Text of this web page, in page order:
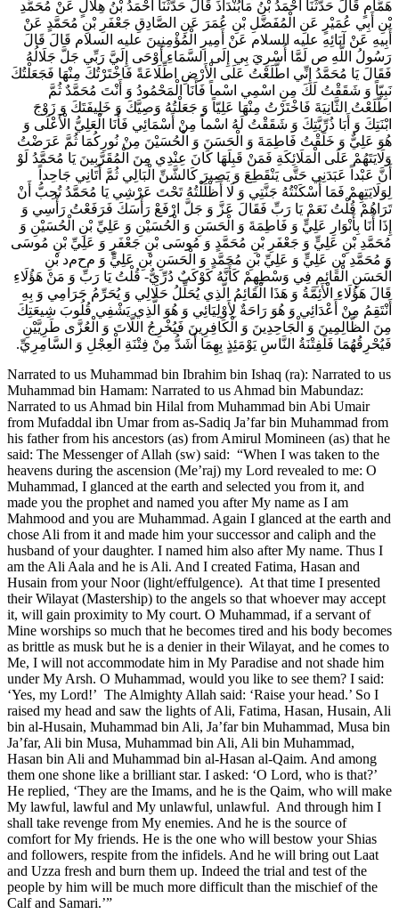
هَمَّامٍ قَالَ حَدَّثَنَا أَحْمَدُ بْنُ مَابُنْدَاذَ قَالَ حَدَّثَنَا أَحْمَدُ بْنُ هِلَالٍ عَنْ مُحَمَّدِ
بْنِ أَبِي عُمَيْرٍ عَنِ الْمُفَضَّلِ بْنِ عُمَرَ عَنِ الصَّادِقِ جَعْفَرِ بْنِ مُحَمَّدٍ عَنْ
أَبِيهِ عَنْ آبَائِهِ عليه السلام عَنْ أَمِيرِ الْمُؤْمِنِينَ عليه السلام قَالَ قَالَ
رَسُولُ اللَّهِ ص‌ لَمَّا أُسْرِيَ بِي إِلَى السَّمَاءِ أَوْحَى إِلَيَّ رَبِّي جَلَّ جَلَالُهُ
فَقَالَ يَا مُحَمَّدُ إِنِّي اطَّلَعْتُ عَلَى الْأَرْضِ اطِّلَاعَةً فَاخْتَرْتُكَ مِنْهَا فَجَعَلْتُكَ
نَبِيّاً وَ شَقَقْتُ لَكَ مِنِ اسْمِي اسْماً فَأَنَا الْمَحْمُودُ وَ أَنْتَ مُحَمَّدٌ ثُمَّ
اطَّلَعْتُ الثَّانِيَةَ فَاخْتَرْتُ مِنْهَا عَلِيّاً وَ جَعَلْتُهُ وَصِيَّكَ وَ خَلِيفَتَكَ وَ زَوْجَ
ابْنَتِكَ وَ أَبَا ذُرِّيَّتِكَ وَ شَقَقْتُ لَهُ اسْماً مِنْ أَسْمَائِي فَأَنَا الْعَلِيُّ الْأَعْلَى وَ
هُوَ عَلِيٌّ وَ خَلَقْتُ فَاطِمَةَ وَ الْحَسَنَ وَ الْحُسَيْنَ مِنْ نُورِكُمَا ثُمَّ عَرَضْتُ
وَلَايَتَهُمْ عَلَى الْمَلَائِكَةِ فَمَنْ قَبِلَهَا كَانَ عِنْدِي مِنَ الْمُقَرَّبِينَ يَا مُحَمَّدُ لَوْ
أَنَّ عَبْداً عَبَدَنِي حَتَّى يَنْقَطِعَ وَ يَصِيرَ كَالشَّنِّ الْبَالِي ثُمَّ أَتَانِي جَاحِداً
لِوَلَايَتِهِمْ فَمَا أَسْكَنْتُهُ جَنَّتِي وَ لَا أَظْلَلْتُهُ تَحْتَ عَرْشِي يَا مُحَمَّدُ تُحِبُّ أَنْ
تَرَاهُمْ قُلْتُ نَعَمْ يَا رَبِّ فَقَالَ عَزَّ وَ جَلَّ ارْفَعْ رَأْسَكَ فَرَفَعْتُ رَأْسِي وَ
إِذَا أَنَا بِأَنْوَارِ عَلِيٍّ وَ فَاطِمَةَ وَ الْحَسَنِ وَ الْحُسَيْنِ وَ عَلِيِّ بْنِ الْحُسَيْنِ وَ
مُحَمَّدِ بْنِ عَلِيٍّ وَ جَعْفَرِ بْنِ مُحَمَّدٍ وَ مُوسَى بْنِ جَعْفَرٍ وَ عَلِيِّ بْنِ مُوسَى
وَ مُحَمَّدِ بْنِ عَلِيٍّ وَ عَلِيِّ بْنِ مُحَمَّدٍ وَ الْحَسَنِ بْنِ عَلِيٍّ وَ م‌ح‌م‌د بْنِ
الْحَسَنِ الْقَائِمِ فِي وَسْطِهِمْ كَأَنَّهُ كَوْكَبٌ دُرِّيٌّ- قُلْتُ يَا رَبِّ وَ مَنْ هَؤُلَاءِ
قَالَ هَؤُلَاءِ الْأَئِمَّةُ وَ هَذَا الْقَائِمُ الَّذِي يُحَلِّلُ حَلَالِي وَ يُحَرِّمُ حَرَامِي وَ بِهِ
أَنْتَقِمُ مِنْ أَعْدَائِي وَ هُوَ رَاحَةٌ لِأَوْلِيَائِي وَ هُوَ الَّذِي يَشْفِي قُلُوبَ شِيعَتِكَ
مِنَ الظَّالِمِينَ وَ الْجَاحِدِينَ وَ الْكَافِرِينَ فَيُخْرِجُ اللَّاتَ وَ الْعُزَّى طَرِيَّيْنِ
فَيُحْرِقُهُمَا فَلَفِتْنَةُ النَّاسِ يَوْمَئِذٍ بِهِمَا أَشَدُّ مِنْ فِتْنَةِ الْعِجْلِ وَ السَّامِرِيِّ.
Narrated to us Muhammad bin Ibrahim bin Ishaq (ra): Narrated to us
Muhammad bin Hamam: Narrated to us Ahmad bin Mabundaz:
Narrated to us Ahmad bin Hilal from Muhammad bin Abi Umair
from Mufaddal ibn Umar from as-Sadiq Ja’far bin Muhammad from
his father from his ancestors (as) from Amirul Momineen (as) that he
said: The Messenger of Allah (sw) said: “When I was taken to the
heavens during the ascension (Me’raj) my Lord revealed to me: O
Muhammad, I glanced at the earth and selected you from it, and
made you the prophet and named you after My name as I am
Mahmood and you are Muhammad. Again I glanced at the earth and
chose Ali from it and made him your successor and caliph and the
husband of your daughter. I named him also after My name. Thus I
am the Ali Aala and he is Ali. And I created Fatima, Hasan and
Husain from your Noor (light/effulgence). At that time I presented
their Wilayat (Mastership) to the angels so that whoever may accept
it, will gain proximity to My court. O Muhammad, if a servant of
Mine worships so much that he becomes tired and his body becomes
as brittle as musk but he is a denier in their Wilayat, and he comes to
Me, I will not accommodate him in My Paradise and not shade him
under My Arsh. O Muhammad, would you like to see them? I said:
‘Yes, my Lord!’ The Almighty Allah said: ‘Raise your head.’ So I
raised my head and saw the lights of Ali, Fatima, Hasan, Husain, Ali
bin al-Husain, Muhammad bin Ali, Ja’far bin Muhammad, Musa bin
Ja’far, Ali bin Musa, Muhammad bin Ali, Ali bin Muhammad,
Hasan bin Ali and Muhammad bin al-Hasan al-Qaim. And among
them one shone like a brilliant star. I asked: ‘O Lord, who is that?’
He replied, ‘They are the Imams, and he is the Qaim, who will make
My lawful, lawful and My unlawful, unlawful. And through him I
shall take revenge from My enemies. And he is the source of
comfort for My friends. He is the one who will bestow your Shias
and followers, respite from the infidels. And he will bring out Laat
and Uzza fresh and burn them up. Indeed the trial and test of the
people by him will be much more difficult than the mischief of the
Calf and Samari.’”